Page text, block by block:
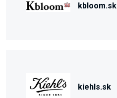
kbloom.sk
kiehls.sk